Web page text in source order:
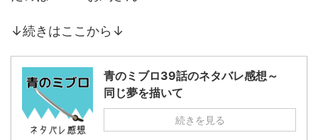
↓続きはここから↓
青のミブロ39話のネタバレ感想～
同じ夢を描いて
続きを見る